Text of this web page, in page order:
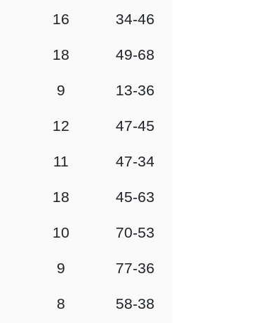
16 34-46
18 49-68
9 13-36
12 47-45
11 47-34
18 45-63
10 70-53
9 77-36
8 58-38